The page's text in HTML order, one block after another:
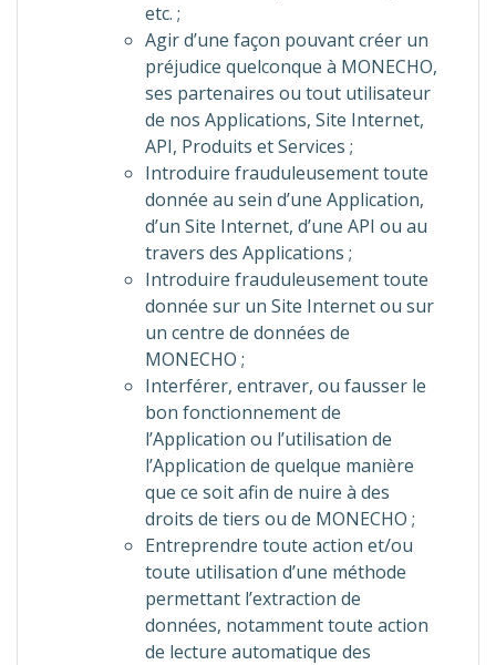
etc. ;
Agir d’une façon pouvant créer un
préjudice quelconque à MONECHO,
ses partenaires ou tout utilisateur
de nos Applications, Site Internet,
API, Produits et Services ;
Introduire frauduleusement toute
donnée au sein d’une Application,
d’un Site Internet, d’une API ou au
travers des Applications ;
Introduire frauduleusement toute
donnée sur un Site Internet ou sur
un centre de données de
MONECHO ;
Interférer, entraver, ou fausser le
bon fonctionnement de
l’Application ou l’utilisation de
l’Application de quelque manière
que ce soit afin de nuire à des
droits de tiers ou de MONECHO ;
Entreprendre toute action et/ou
toute utilisation d’une méthode
permettant l’extraction de
données, notamment toute action
de lecture automatique des